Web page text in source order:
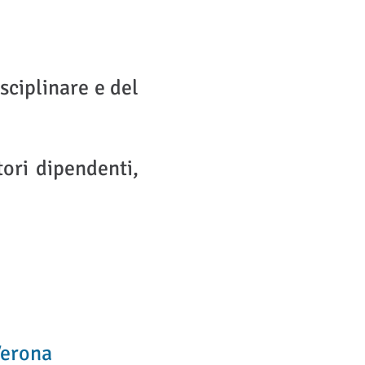
e del
dipendenti,